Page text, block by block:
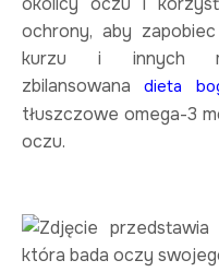
ochrony, aby
kurzu i innych
zbilansowanadieta
tłuszczowe omega-3
oczu.